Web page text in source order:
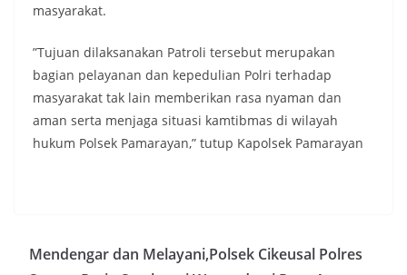
masyarakat.
”Tujuan dilaksanakan Patroli tersebut merupakan
bagian pelayanan dan kepedulian Polri terhadap
masyarakat tak lain memberikan rasa nyaman dan
aman serta menjaga situasi kamtibmas di wilayah
hukum Polsek Pamarayan,” tutup Kapolsek Pamarayan
Mendengar dan Melayani,Polsek Cikeusal Polres